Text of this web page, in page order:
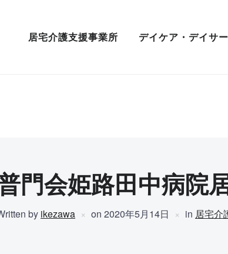
居宅介護支援事業所 デイケア・デイサ
門会姫路田中病院
by ikezawa on 2020年5月14日 in 居宅介